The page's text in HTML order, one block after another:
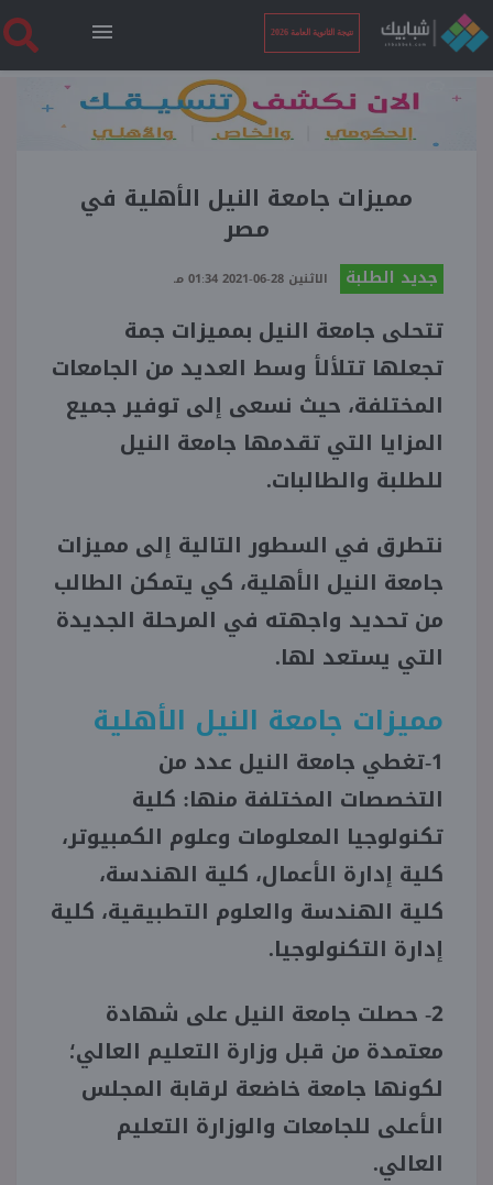
نتيجة الثانوية العامة 2026
الرئيسية
نتيجة الثانوية العامة 2026
فنجان قهوة
بوابة الطلبة
منوعات
مميزات جامعة النيل الأهلية في
مصر
جديد الطلبة الاثنين 28-06-2021 01:34 مـ
تتحلى جامعة النيل بمميزات جمة
تجعلها تتلألأ وسط العديد من الجامعات
المختلفة، حيث نسعى إلى توفير جميع
المزايا التي تقدمها جامعة النيل
للطلبة والطالبات.
نتطرق في السطور التالية إلى مميزات
جامعة النيل الأهلية، كي يتمكن الطالب
من تحديد واجهته في المرحلة الجديدة
التي يستعد لها.
مميزات جامعة النيل الأهلية
1-تغطي جامعة النيل عدد من
التخصصات المختلفة منها: كلية
تكنولوجيا المعلومات وعلوم الكمبيوتر،
كلية إدارة الأعمال، كلية الهندسة،
كلية الهندسة والعلوم التطبيقية، كلية
إدارة التكنولوجيا.
2- حصلت جامعة النيل على شهادة
معتمدة من قبل وزارة التعليم العالي؛
لكونها جامعة خاضعة لرقابة المجلس
الأعلى للجامعات والوزارة التعليم
العالي.